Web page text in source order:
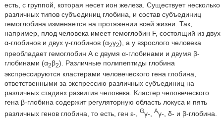
есть, с группой, которая несет ион железа. Существует несколько
различных типов субъединиц глобина, и состав субъединиц
гемоглобина изменяется на протяжении всей жизни. Так,
например, плод человека имеет гемоглобин F, состоящий из двух
α-глобинов и двух γ-глобинов (α2γ2), а у взрослого человека
преобладает гемоглобин А с двумя α-глобинами и двумя β-
глобинами (α2β2). Различные полипептиды глобина
экспрессируются кластерами человеческого гена глобина,
ответственными за экспрессию различных субъединиц на
различных стадиях развития человека. Кластер человеческого
гена β-глобина содержит регуляторную область локуса и пять
различных генов глобина, то есть, ген ε-,
Gγ-, Aγ-, δ- и β-глобина.